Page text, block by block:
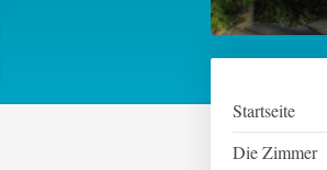
Startseite
Die Zimmer